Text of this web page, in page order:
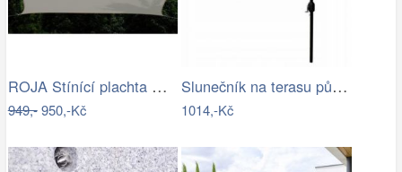
ROJA Stínící plachta ČTVEREC 3,6m
949,-950,-Kč
Slunečník na terasu půlkruhový - zelený…
1014,-Kč